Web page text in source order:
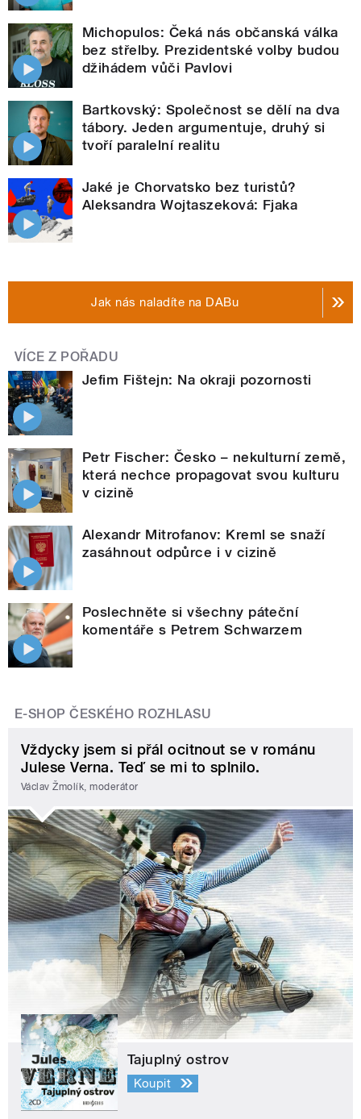
Michopulos: Čeká nás občanská válka
bez střelby. Prezidentské volby budou
džihádem vůči Pavlovi
Bartkovský: Společnost se dělí na dva
tábory. Jeden argumentuje, druhý si
tvoří paralelní realitu
Jaké je Chorvatsko bez turistů?
Aleksandra Wojtaszeková: Fjaka
Jak nás naladíte na DABu
VÍCE Z POŘADU
Jefim Fištejn: Na okraji pozornosti
Petr Fischer: Česko – nekulturní země,
která nechce propagovat svou kulturu
v cizině
Alexandr Mitrofanov: Kreml se snaží
zasáhnout odpůrce i v cizině
Poslechněte si všechny páteční
komentáře s Petrem Schwarzem
E-SHOP ČESKÉHO ROZHLASU
Vždycky jsem si přál ocitnout se v románu
Julese Verna. Teď se mi to splnilo.
Václav Žmolík, moderátor
Tajuplný ostrov
Koupit